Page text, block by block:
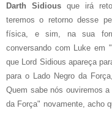
Darth Sidious que irá
teremos o retorno desse
física, e sim, na sua
conversando com Luke em
que Lord Sidious apareça
para o Lado Negro da
Quem sabe nós ouviremos
da Força" novamente, acho